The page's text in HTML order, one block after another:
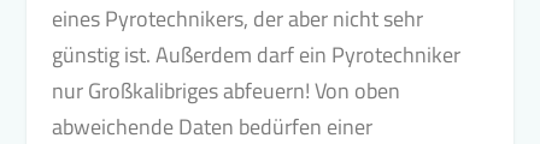
eines Pyrotechnikers, der aber nicht sehr
günstig ist. Außerdem darf ein Pyrotechniker
nur Großkalibriges abfeuern! Von oben
abweichende Daten bedürfen einer